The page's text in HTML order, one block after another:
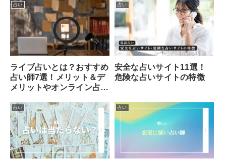
占い
ライブ占いとは？おすすめ
占い師7選！メリット＆デ
メリットやオンライン占い
占い
安全な占いサイト11選！
危険な占いサイトの特徴
占い 占い